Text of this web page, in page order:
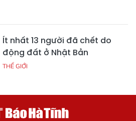
Ít nhất 13 người đã chết do
động đất ở Nhật Bản
THẾ GIỚI